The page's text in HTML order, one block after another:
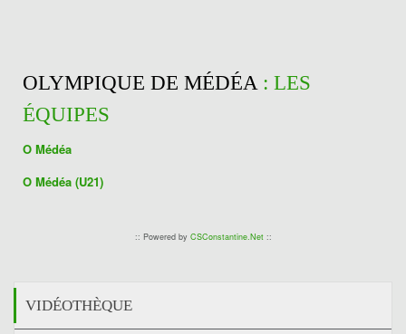
OLYMPIQUE DE MÉDÉA : LES
ÉQUIPES
O Médéa
O Médéa (U21)
:: Powered by CSConstantine.Net::
VIDÉOTHÈQUE